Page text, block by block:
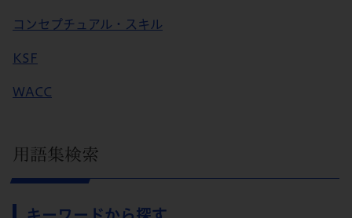
用語集検索
キーワードから探す
コンセプチュアル・スキル
KSF
WACC